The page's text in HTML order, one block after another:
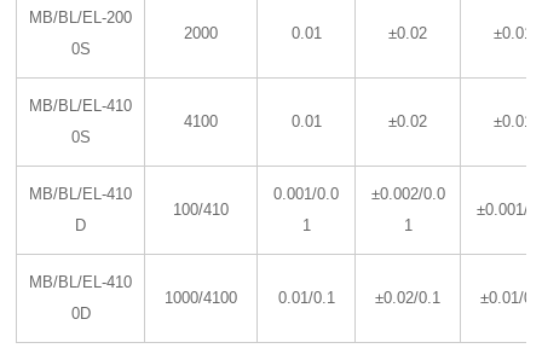
MB/BL/EL-200
0S
2000 0.01 ±0.02 ±0.01
MB/BL/EL-410
0S
4100 0.01 ±0.02 ±0.01
MB/BL/EL-410
D
100/410
0.001/0.0
1
±0.002/0.0
1
±0.001/
MB/BL/EL-410
0D
1000/4100 0.01/0.1 ±0.02/0.1 ±0.01/